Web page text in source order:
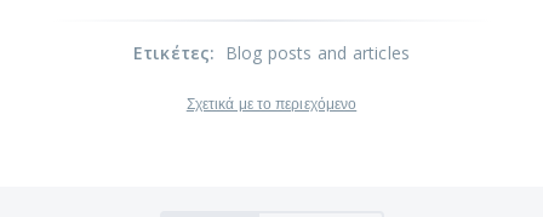
Ετικέτες: Blog posts and articles
Σχετικά με το περιεχόμενο